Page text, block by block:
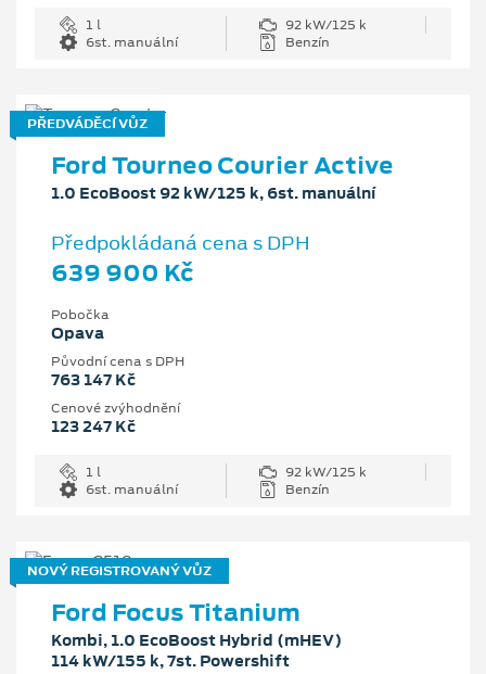
1 l
92 kW/125 k
6st. manuální
Benzín
PŘEDVÁDĚCÍ VŮZ
Ford Tourneo Courier Active
1.0 EcoBoost 92 kW/125 k, 6st. manuální
Předpokládaná cena s DPH
639 900 Kč
Pobočka
Opava
Původní cena s DPH
763 147 Kč
Cenové zvýhodnění
123 247 Kč
1 l
92 kW/125 k
6st. manuální
Benzín
NOVÝ REGISTROVANÝ VŮZ
Ford Focus Titanium
Kombi, 1.0 EcoBoost Hybrid (mHEV)
114 kW/155 k, 7st. Powershift